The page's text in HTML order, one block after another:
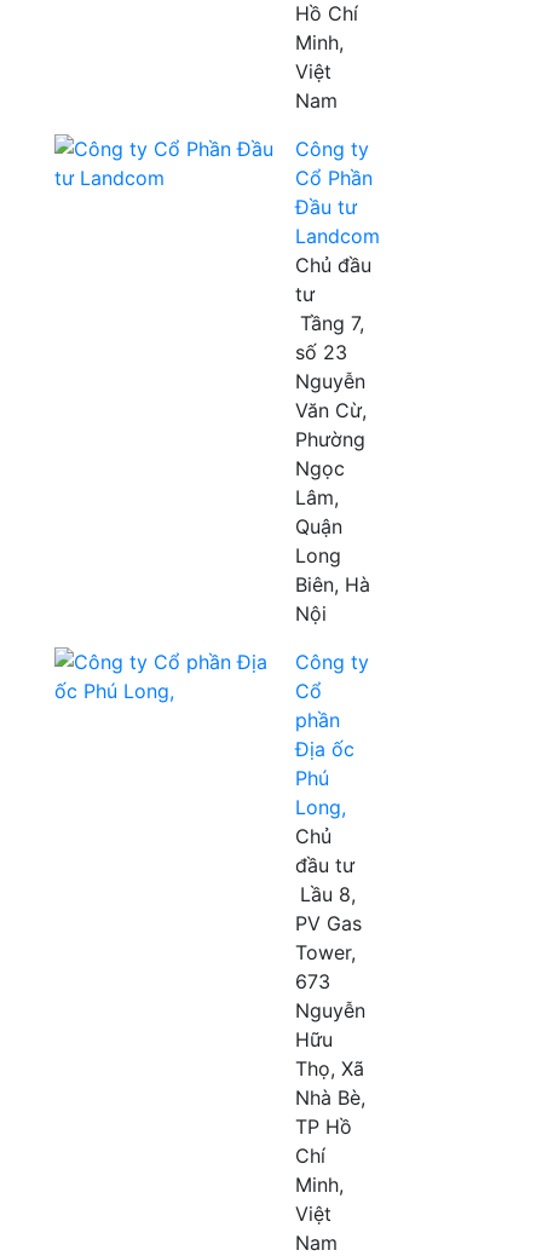
Hồ Chí
Minh,
Việt
Nam
Công ty
Cổ Phần
Đầu tư
Landcom
Chủ đầu
tư
Tầng 7,
số 23
Nguyễn
Văn Cừ,
Phường
Ngọc
Lâm,
Quận
Long
Biên, Hà
Nội
Công ty
Cổ
phần
Địa ốc
Phú
Long,
Chủ
đầu tư
Lầu 8,
PV Gas
Tower,
673
Nguyễn
Hữu
Thọ, Xã
Nhà Bè,
TP Hồ
Chí
Minh,
Việt
Nam